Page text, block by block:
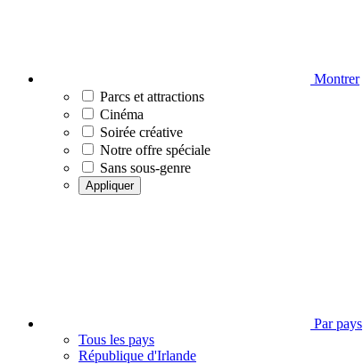
Montrer
Parcs et attractions
Cinéma
Soirée créative
Notre offre spéciale
Sans sous-genre
Appliquer
Par pays
Tous les pays
République d'Irlande